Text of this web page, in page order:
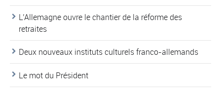
L’Allemagne ouvre le chantier de la réforme des
retraites
Deux nouveaux instituts culturels franco-allemands
Le mot du Président